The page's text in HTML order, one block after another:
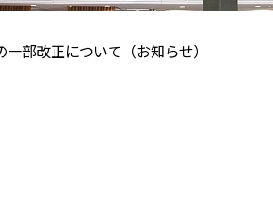
部改正について（お知らせ）